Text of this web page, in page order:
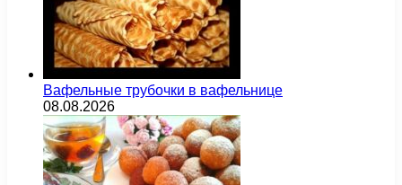
Вафельные трубочки в вафельнице
08.08.2026